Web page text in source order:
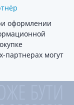
оформлении
партнерах могут